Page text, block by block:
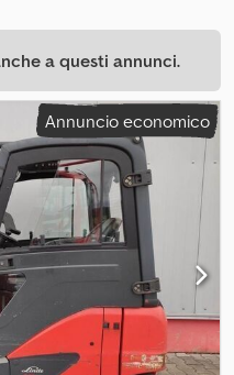
a questi annunci.
Annuncio economico